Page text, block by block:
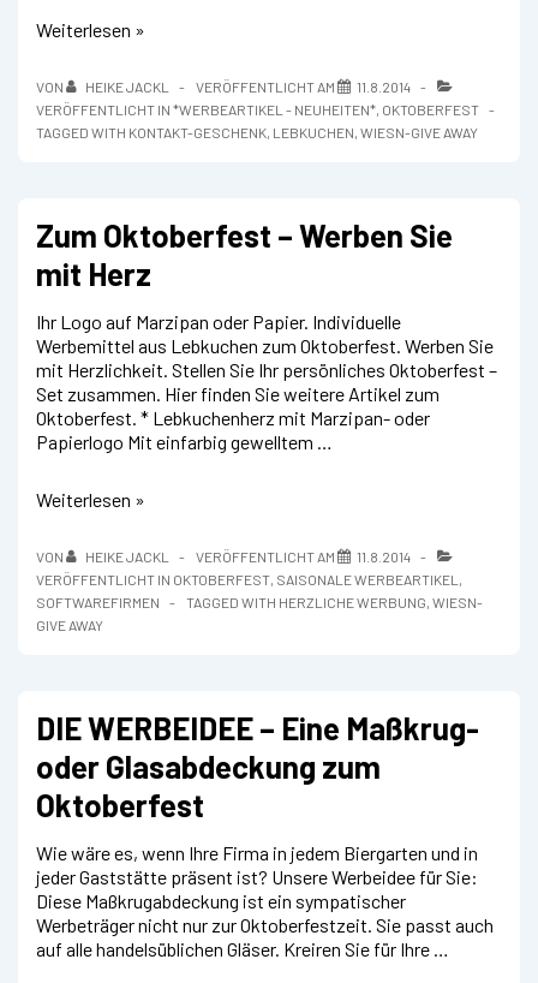
Lebkuchen
Herzen
für’s
Oktoberfest
Weiterlesen »
VON HEIKE JACKL VERÖFFENTLICHT AM
11.8.2014
VERÖFFENTLICHT IN *WERBEARTIKEL - NEUHEITEN*, OKTOBERFEST
TAGGED WITH KONTAKT-GESCHENK, LEBKUCHEN, WIESN-GIVE AWAY
Zum Oktoberfest – Werben Sie
mit Herz
Ihr Logo auf Marzipan oder Papier. Individuelle
Werbemittel aus Lebkuchen zum Oktoberfest. Werben Sie
mit Herzlichkeit. Stellen Sie Ihr persönliches Oktoberfest –
Set zusammen. Hier finden Sie weitere Artikel zum
Oktoberfest. * Lebkuchenherz mit Marzipan- oder
Papierlogo Mit einfarbig gewelltem …
Zum
Werben
Sie
mit
Weiterlesen »
VON HEIKE JACKL VERÖFFENTLICHT AM
11.8.2014
VERÖFFENTLICHT IN OKTOBERFEST, SAISONALE WERBEARTIKEL ,
SOFTWAREFIRMEN
TAGGED WITH HERZLICHE WERBUNG, WIESN-
GIVE AWAY
DIE WERBEIDEE – Eine Maßkrug-
oder Glasabdeckung zum
Oktoberfest
Wie wäre es, wenn Ihre Firma in jedem Biergarten und in
jeder Gaststätte präsent ist? Unsere Werbeidee für Sie:
Diese Maßkrugabdeckung ist ein sympatischer
Werbeträger nicht nur zur Oktoberfestzeit. Sie passt auch
auf alle handelsüblichen Gläser. Kreiren Sie für Ihre …